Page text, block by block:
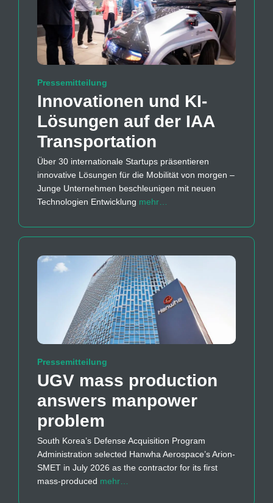
Pressemitteilung
Innovationen und KI-
Lösungen auf der IAA
Transportation
Über 30 internationale Startups präsentieren
innovative Lösungen für die Mobilität von morgen –
Junge Unternehmen beschleunigen mit neuen
Technologien Entwicklung mehr…
Pressemitteilung
UGV mass production
answers manpower
problem
South Korea’s Defense Acquisition Program
Administration selected Hanwha Aerospace’s Arion-
SMET in July 2026 as the contractor for its first
mass-produced mehr…